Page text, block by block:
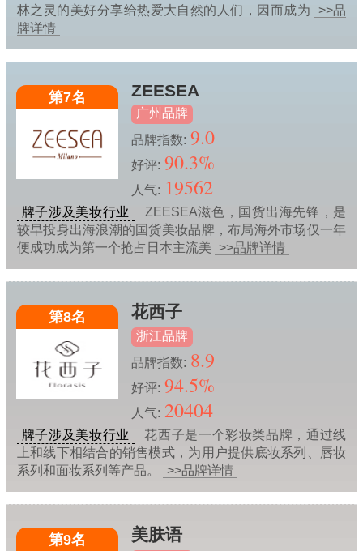
林之灵的美好分享给热爱大自然的人们，因而成为
>>品
牌详情
第7名 ZEESEA
广州品牌
品牌指数: 9.0
好评: 90.3%
人气: 19562
牌子涉及美妆行业
ZEESEA滋色，国货出海先锋，是
较早投身出海浪潮的国货美妆品牌，布局海外市场仅一年
便成功成为第一个抢占日本主流美
>>品牌详情
第8名 花西子
浙江品牌
品牌指数: 8.9
好评: 94.5%
人气: 20404
牌子涉及美妆行业
花西子是一个彩妆类品牌，通过线
上和线下相结合的销售模式，为用户提供底妆系列、唇妆
系列和面妆系列等产品。
>>品牌详情
第9名 美肤语